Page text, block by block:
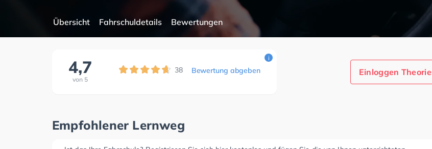
Übersicht Fahrschuldetails Bewertungen
4,7
von 5
38 Bewertung abgeben
i
Einloggen Theorie
Empfohlener Lernweg